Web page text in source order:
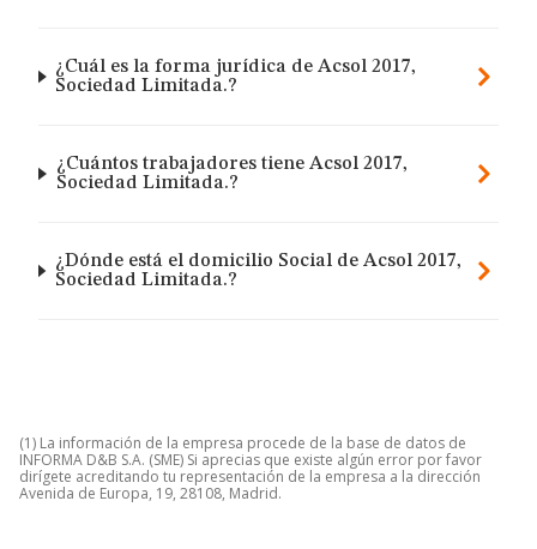
¿Cuál es la forma jurídica de Acsol 2017,
Sociedad Limitada.?
¿Cuántos trabajadores tiene Acsol 2017,
Sociedad Limitada.?
¿Dónde está el domicilio Social de Acsol 2017,
Sociedad Limitada.?
(1) La información de la empresa procede de la base de datos de
INFORMA D&B S.A. (SME) Si aprecias que existe algún error por favor
dirígete acreditando tu representación de la empresa a la dirección
Avenida de Europa, 19, 28108, Madrid.